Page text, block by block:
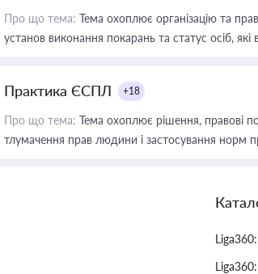
Про що тема: Тема охоплює організацію та
установ виконання покарань та статус осіб,
Практика ЄСПЛ +18
Про що тема: Тема охоплює рішення, правові
тлумачення прав людини і застосування норм